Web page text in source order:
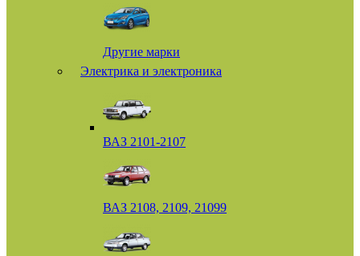
Другие марки
Электрика и электроника
ВАЗ 2101-2107
ВАЗ 2108, 2109, 21099